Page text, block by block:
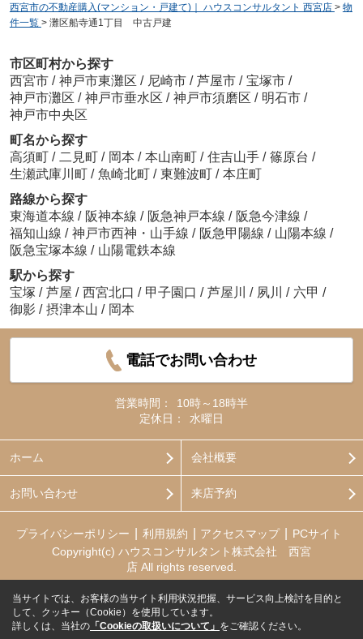
西宮市の不動産購入(マンション・戸建て)｜ ハウスコンサルタント 西宮店 > 物
件一覧 > 灘区船寺通1丁目 中古戸建
市区町村から探す
西宮市 / 神戸市東灘区 / 尼崎市 / 芦屋市 / 宝塚市 /
神戸市灘区 / 神戸市垂水区 / 神戸市須磨区 / 明石市 /
神戸市中央区
町名から探す
高須町 / 二見町 / 岡本 / 本山南町 / 住吉山手 / 篠原台 /
生瀬武庫川町 / 魚崎北町 / 東難波町 / 本庄町
路線から探す
東海道本線 / 阪神本線 / 阪急神戸本線 / 阪急今津線 /
福知山線 / 神戸市西神・山手線 / 阪急甲陽線 / 山陽本線 /
阪急宝塚本線 / 山陽電鉄本線
駅から探す
宝塚 / 芦屋 / 西宮北口 / 甲子園口 / 芦屋川 / 夙川 / 六甲 /
御影 / 摂津本山 / 岡本
電話でお問い合わせ
営業時間：
10時～18時半
定休日：
水曜日
ホーム 会社概要
お問い合わせ 来店予約
プライバシーポリシー 利用規約 アクセスマップ
PCサイト
Copyright(c) ハウスコンサルタント株式会社 西宮
店 All rights reserved.
当サイトでは、お客様の当サイト利用状況把握、サービス向上検討を目的と
して、クッキー（Cookie）を使用しています。
詳しくは、当社の 「Cookieの取扱いについて」 をご確認ください。